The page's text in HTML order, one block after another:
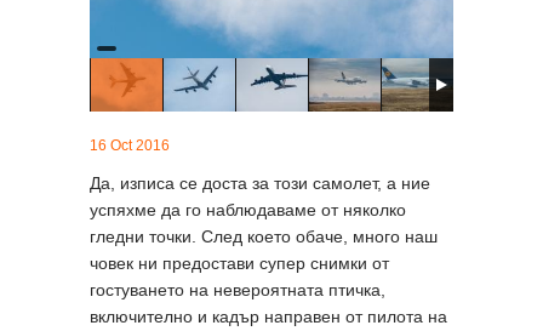
16 Oct 2016
Да, изписа се доста за този самолет, а ние
успяхме да го наблюдаваме от няколко
гледни точки. След което обаче, много наш
човек ни предостави супер снимки от
гостуването на невероятната птичка,
включително и кадър направен от пилота на